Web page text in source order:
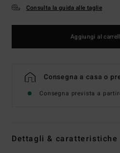
Consulta la guida alle taglie
Aggiungi al
Consegna a casa o
Consegna prevista a
Dettagli & caratteristiche